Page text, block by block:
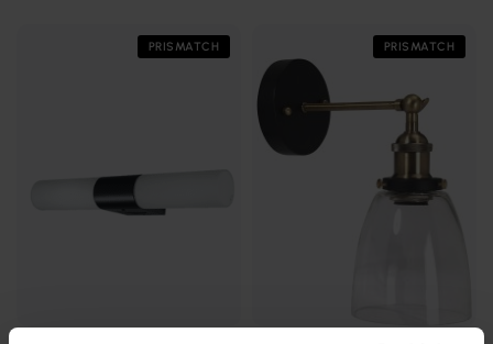
PRISMATCH PRISMATCH